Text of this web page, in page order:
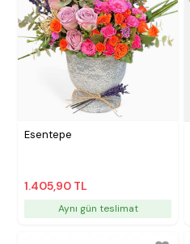
Esentepe
1.405,90 TL
Aynı gün teslimat